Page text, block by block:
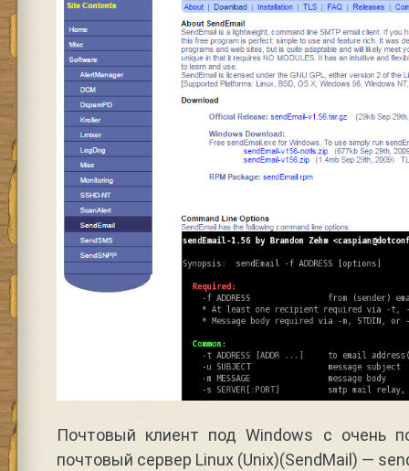
Почтовый клиент под Windows с очень
почтовый сервер Linux (Unix)(SendMail) —